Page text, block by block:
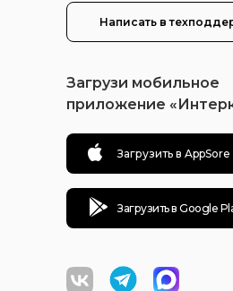
Загрузи мобильное
приложение
Написать в
Загрузить в AppSore
Загрузить в Google